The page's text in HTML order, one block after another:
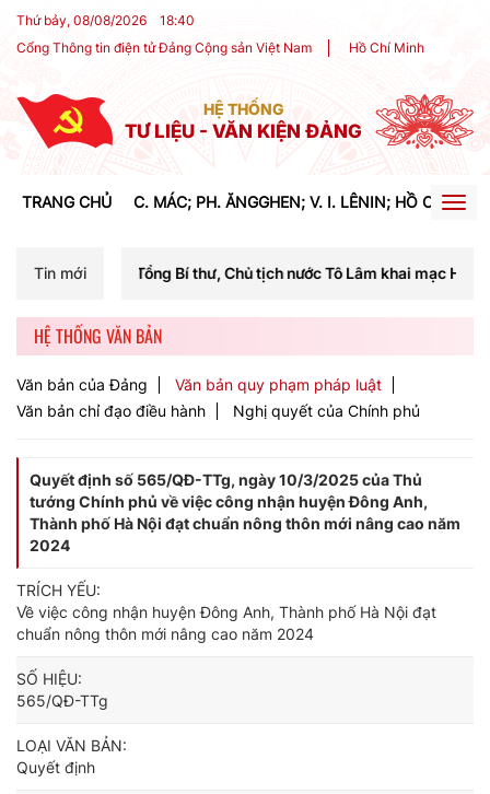
Thứ bảy, 08/08/2026 18:40
Cổng Thông tin điện tử Đảng Cộng sản Việt Nam
Hồ Chí Minh
HỆ THỐNG
TƯ LIỆU - VĂN KIỆN ĐẢNG
TRANG CHỦ C. MÁC; PH. ĂNGGHEN; V. I. LÊNIN; HỒ CHÍ
Tin mới
Bí thư, Chủ tịch nước Tô Lâm khai mạc Hội nghị Trung ương
HỆ THỐNG VĂN BẢN
Văn bản của Đảng
Văn bản quy phạm pháp luật
Văn bản chỉ đạo điều hành
Nghị quyết của Chính phủ
Quyết định số 565/QĐ-TTg, ngày 10/3/2025 của Thủ
tướng Chính phủ về việc công nhận huyện Đông Anh,
Thành phố Hà Nội đạt chuẩn nông thôn mới nâng cao năm
2024
TRÍCH YẾU:
Về việc công nhận huyện Đông Anh, Thành phố Hà Nội đạt
chuẩn nông thôn mới nâng cao năm 2024
SỐ HIỆU:
565/QĐ-TTg
LOẠI VĂN BẢN:
Quyết định